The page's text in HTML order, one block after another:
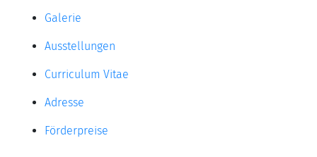
Galerie
Ausstellungen
Curriculum Vitae
Adresse
Förderpreise